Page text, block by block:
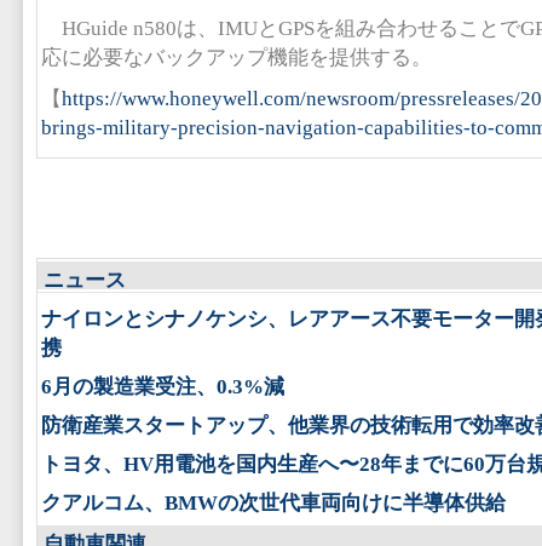
HGuide n580は、IMUとGPSを組み合わせることで
応に必要なバックアップ機能を提供する。
【https://www.honeywell.com/newsroom/pressreleases/
brings-military-precision-navigation-capabilities-to-
ニュース
ナイロンとシナノケンシ、レアアース不要モーター開
携
6月の製造業受注、0.3%減
防衛産業スタートアップ、他業界の技術転用で効率改
トヨタ、HV用電池を国内生産へ〜28年までに60万台
クアルコム、BMWの次世代車両向けに半導体供給